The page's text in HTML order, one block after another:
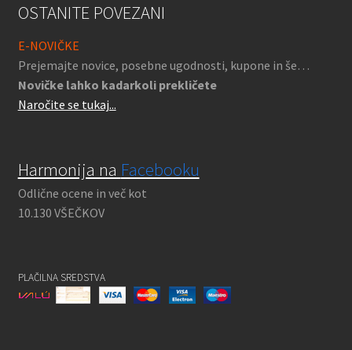
OSTANITE POVEZANI
E-NOVIČKE
Prejemajte novice, posebne ugodnosti, kupone in še…
Novičke lahko kadarkoli prekličete
Naročite se tukaj...
Harmonija na Facebooku
Odlične ocene in več kot
10.130 VŠEČKOV
PLAČILNA SREDSTVA